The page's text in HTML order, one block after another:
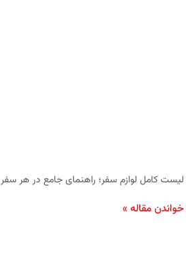
لیست کامل لوازم سفر؛ راهنمای جامع در هر سفر
خواندن مقاله »